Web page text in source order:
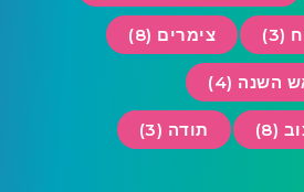
(3) צימרים (8)
השנה (4)
(8) תודה (3)